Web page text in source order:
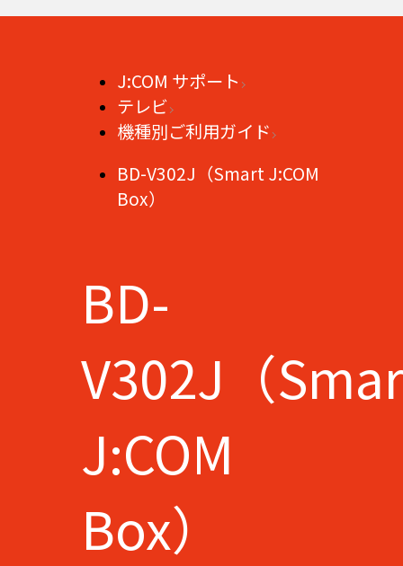
J:COM サポート
テレビ
機種別ご利用ガイド
BD-V302J（Smart J:COM
Box）
BD-
V302J（
J:COM
Box）